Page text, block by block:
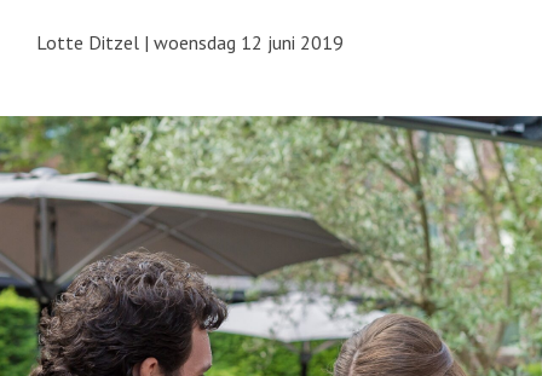
Lotte Ditzel | woensdag 12 juni 2019